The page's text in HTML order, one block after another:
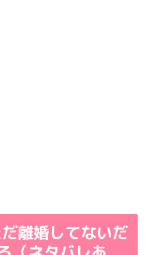
離婚してないだ